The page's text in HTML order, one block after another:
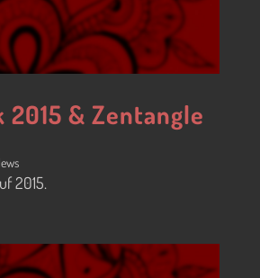
2015 & Zentangle
2015.